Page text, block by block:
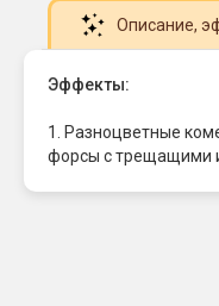
Описание,
Эффекты:
1. Разноцветные
форсы с трещащими